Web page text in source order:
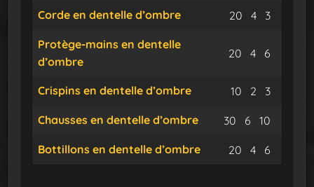
Corde en dentelle d’ombre 20 Suaire
4 Soie
3
Protège-mains en dentelle
d’ombre
20 Suaire
4 Soie
6
Crispins en dentelle d’ombre 10 Suaire
2 Soie
3
Chausses en dentelle d’ombre 30 Suaire
6 Soie
10
Bottillons en dentelle d’ombre 20 Suaire
4 Soie
6